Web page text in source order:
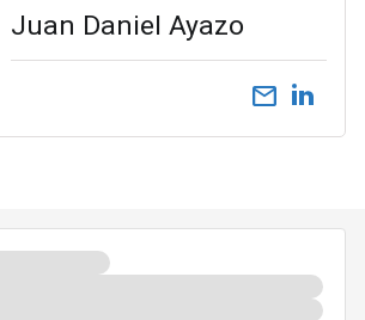
Juan Daniel Ayazo
email